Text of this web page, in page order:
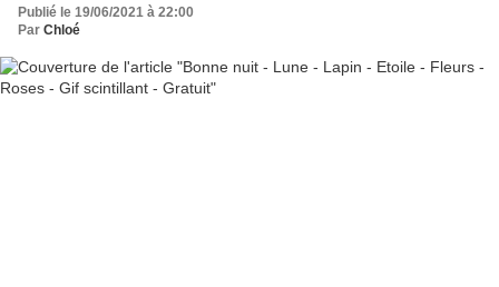
Publié le 19/06/2021 à 22:00
Par Chloé